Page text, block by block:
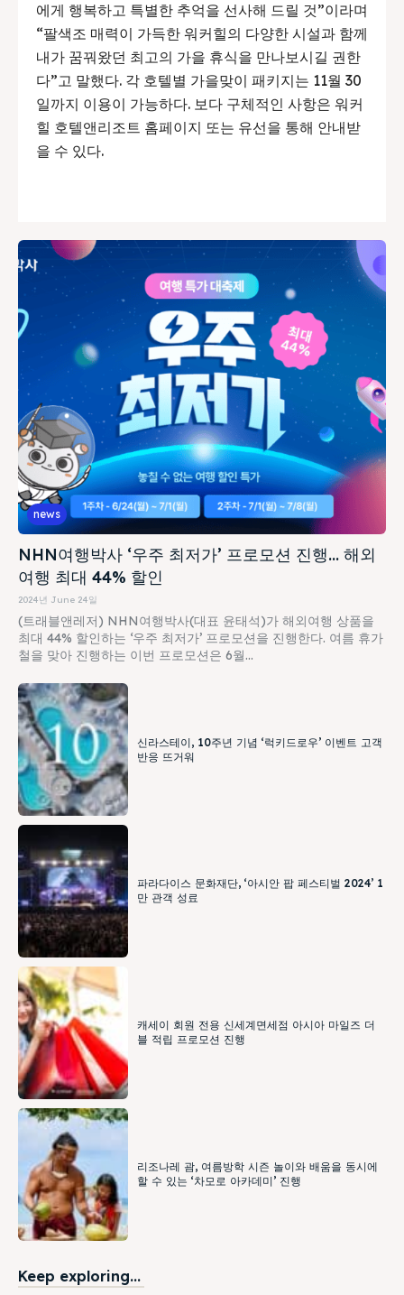
에게 행복하고 특별한 추억을 선사해 드릴 것”이라며
“팔색조 매력이 가득한 워커힐의 다양한 시설과 함께
내가 꿈꿔왔던 최고의 가을 휴식을 만나보시길 권한
다”고 말했다. 각 호텔별 가을맞이 패키지는 11월 30
일까지 이용이 가능하다. 보다 구체적인 사항은 워커
힐 호텔앤리조트 홈페이지 또는 유선을 통해 안내받
을 수 있다.
news
NHN여행박사 ‘우주 최저가’ 프로모션 진행… 해외
여행 최대 44% 할인
2024년 June 24일
(트래블앤레저) NHN여행박사(대표 윤태석)가 해외여행 상품을
최대 44% 할인하는 ‘우주 최저가’ 프로모션을 진행한다. 여름 휴가
철을 맞아 진행하는 이번 프로모션은 6월...
신라스테이, 10주년 기념 ‘럭키드로우’ 이벤트 고객
반응 뜨거워
파라다이스 문화재단, ‘아시안 팝 페스티벌 2024’ 1
만 관객 성료
캐세이 회원 전용 신세계면세점 아시아 마일즈 더
블 적립 프로모션 진행
리조나레 괌, 여름방학 시즌 놀이와 배움을 동시에
할 수 있는 ‘차모로 아카데미’ 진행
Keep exploring...